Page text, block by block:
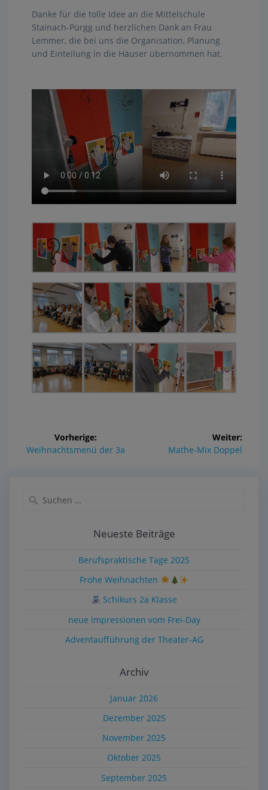
Danke für die tolle Idee an die Mittelschule
Stainach-Pürgg und herzlichen Dank an Frau
Lemmer, die bei uns die Organisation, Planung
und Einteilung in die Häuser übernommen hat.
Vorherige:
Weihnachtsmenü der 3a
Weiter:
Mathe-Mix Doppel
Neueste Beiträge
Berufspraktische Tage 2025
Frohe Weihnachten
Schikurs 2a Klasse
neue Impressionen vom Frei-Day
Adventaufführung der Theater-AG
Archiv
Januar 2026
Dezember 2025
November 2025
Oktober 2025
September 2025